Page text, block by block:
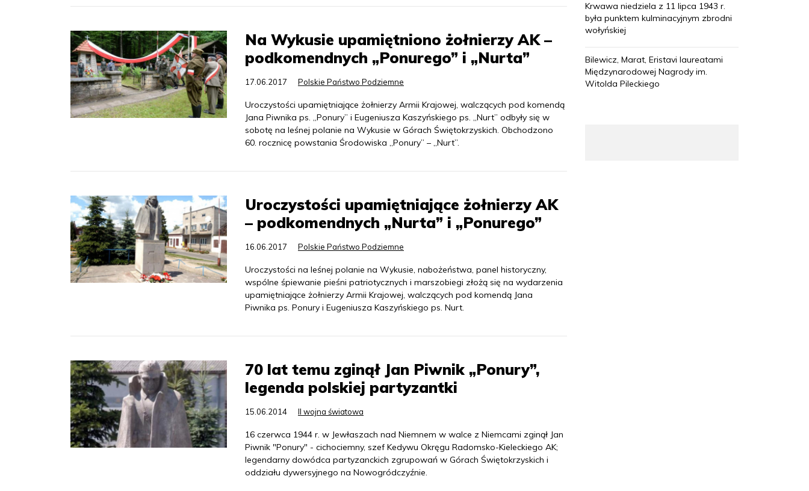
Na Wykusie upamiętniono żołnierzy AK –
podkomendnych „Ponurego” i „Nurta”
17.06.2017 Polskie Państwo Podziemne
Uroczystości upamiętniające żołnierzy Armii Krajowej, walczących pod komendą
Jana Piwnika ps. „Ponury” i Eugeniusza Kaszyńskiego ps. „Nurt” odbyły się w
sobotę na leśnej polanie na Wykusie w Górach Świętokrzyskich. Obchodzono
60. rocznicę powstania Środowiska „Ponury” – „Nurt”.
Uroczystości upamiętniające żołnierzy AK
– podkomendnych „Nurta” i „Ponurego”
16.06.2017 Polskie Państwo Podziemne
Uroczystości na leśnej polanie na Wykusie, nabożeństwa, panel historyczny,
wspólne śpiewanie pieśni patriotycznych i marszobiegi złożą się na wydarzenia
upamiętniające żołnierzy Armii Krajowej, walczących pod komendą Jana
Piwnika ps. Ponury i Eugeniusza Kaszyńskiego ps. Nurt.
70 lat temu zginął Jan Piwnik „Ponury”,
legenda polskiej partyzantki
15.06.2014 II wojna światowa
16 czerwca 1944 r. w Jewłaszach nad Niemnem w walce z Niemcami zginął Jan
Piwnik "Ponury" - cichociemny, szef Kedywu Okręgu Radomsko-Kieleckiego AK;
legendarny dowódca partyzanckich zgrupowań w Górach Świętokrzyskich i
oddziału dywersyjnego na Nowogródczyźnie.
Krwawa niedziela z 11 lipca 1943 r.
była punktem kulminacyjnym zbrodni
wołyńskiej
Bilewicz, Marat, Eristavi laureatami
Międzynarodowej Nagrody im.
Witolda Pileckiego